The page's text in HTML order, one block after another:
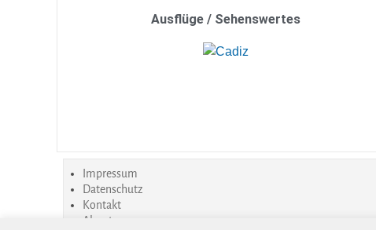
Ausflüge / Sehenswertes
Impressum
Datenschutz
Kontakt
About